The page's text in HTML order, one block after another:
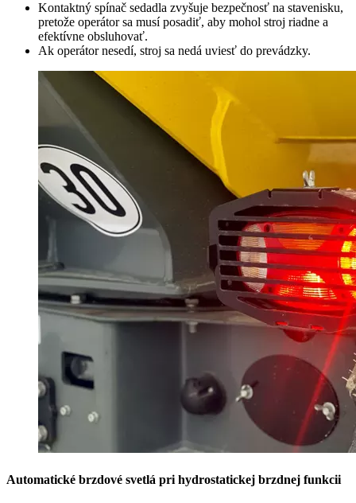
Kontaktný spínač sedadla zvyšuje bezpečnosť na stavenisku,
pretože operátor sa musí posadiť, aby mohol stroj riadne a
efektívne obsluhovať.
Ak operátor nesedí, stroj sa nedá uviesť do prevádzky.
Automatické brzdové svetlá pri hydrostatickej brzdnej funkcii